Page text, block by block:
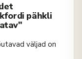
pähkli
väljad on